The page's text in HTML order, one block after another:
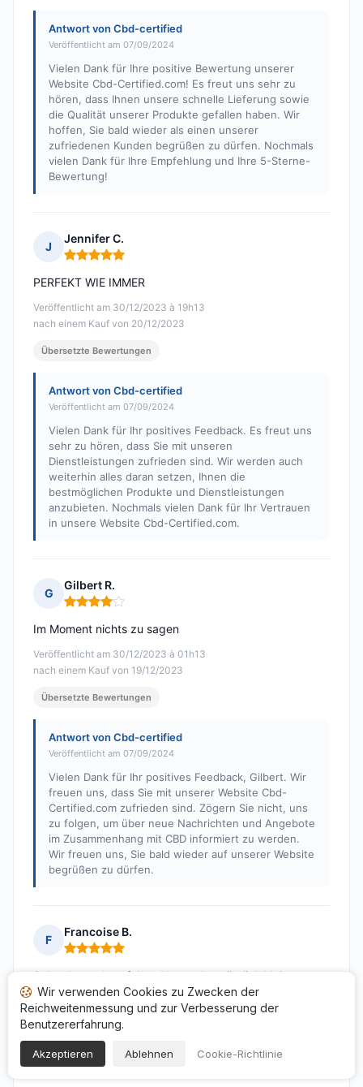
Antwort von Cbd-certified
Veröffentlicht am 07/09/2024
Vielen Dank für Ihre positive Bewertung unserer
Website Cbd-Certified.com! Es freut uns sehr zu
hören, dass Ihnen unsere schnelle Lieferung sowie
die Qualität unserer Produkte gefallen haben. Wir
hoffen, Sie bald wieder als einen unserer
zufriedenen Kunden begrüßen zu dürfen. Nochmals
vielen Dank für Ihre Empfehlung und Ihre 5-Sterne-
Bewertung!
J
Jennifer C.
Hinweis: 5 von 5
Veröffentlicht am 30/12/2023 à 19h13
nach einem Kauf von 20/12/2023
PERFEKT WIE IMMER
Übersetzte Bewertungen
Antwort von Cbd-certified
Veröffentlicht am 07/09/2024
Vielen Dank für Ihr positives Feedback. Es freut uns
sehr zu hören, dass Sie mit unseren
Dienstleistungen zufrieden sind. Wir werden auch
weiterhin alles daran setzen, Ihnen die
bestmöglichen Produkte und Dienstleistungen
anzubieten. Nochmals vielen Dank für Ihr Vertrauen
in unsere Website Cbd-Certified.com.
G
Gilbert R.
Hinweis: 4 von 5
Veröffentlicht am 30/12/2023 à 01h13
nach einem Kauf von 19/12/2023
Im Moment nichts zu sagen
Übersetzte Bewertungen
Antwort von Cbd-certified
Veröffentlicht am 07/09/2024
Vielen Dank für Ihr positives Feedback, Gilbert. Wir
freuen uns, dass Sie mit unserer Website Cbd-
Certified.com zufrieden sind. Zögern Sie nicht, uns
zu folgen, um über neue Nachrichten und Angebote
im Zusammenhang mit CBD informiert zu werden.
Wir freuen uns, Sie bald wieder auf unserer Website
begrüßen zu dürfen.
F
Francoise B.
Hinweis: 5 von 5
Veröffentlicht am 27/12/2023 à 13h15
Schneller und perfekter Versand zusätzlich kleines
Geschenk
Übersetzte Bewertungen
Wir verwenden Cookies zu Zwecken der
Reichweitenmessung und zur Verbesserung der
Benutzererfahrung.
Akzeptieren Ablehnen Cookie-Richtlinie